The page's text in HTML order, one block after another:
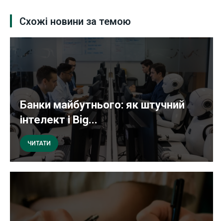
Схожі новини за темою
Банки майбутнього: як штучний
інтелект і Big...
ЧИТАТИ